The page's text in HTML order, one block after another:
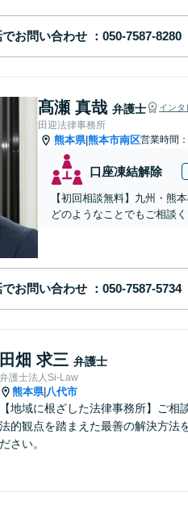
でお問い合わせ
髙瀬 真哉 弁護士 インタ
田迎法律事務所
熊本県|熊本市南区営業時間
口座凍結解除
【初回相談無料】九州・熊
どのようなことでもご相談
でお問い合わせ
田畑 求三 弁護士
弁護士法人Si-Law
熊本県| 八代市
【地域に根ざした法律事務所】ご
法的観点を踏まえた最善の解決方法
ださい。